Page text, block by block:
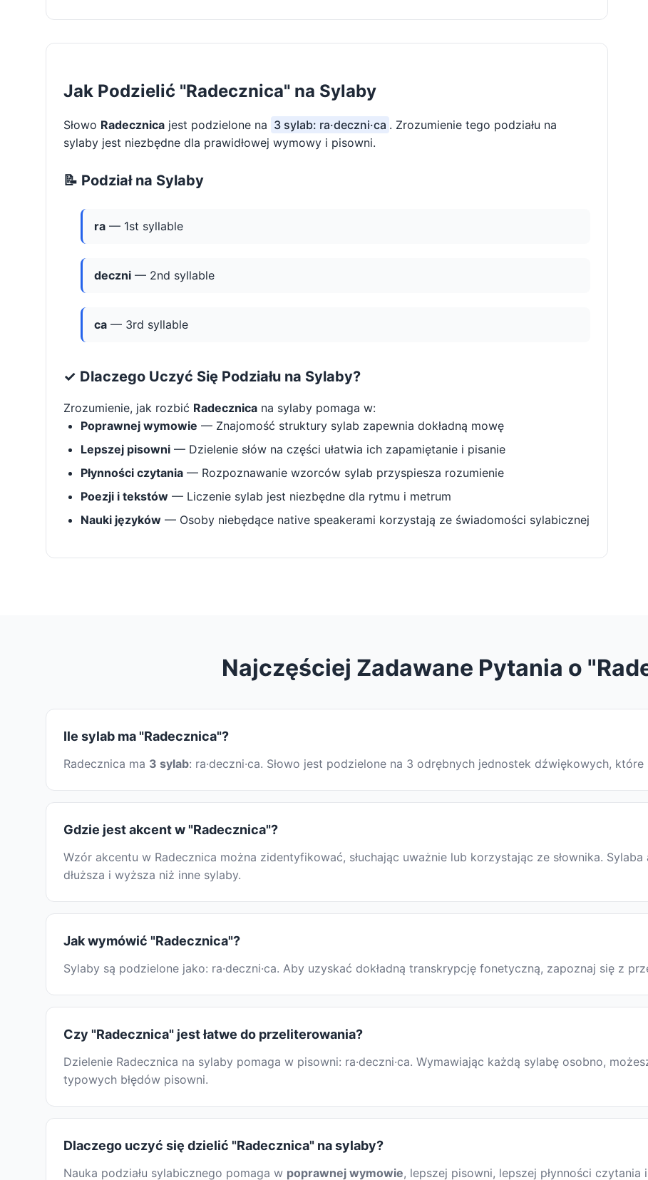
Jak Podzielić "Radecznica" na Sylaby
Słowo Radecznica jest podzielone na 3 sylab: ra·deczni·ca . Zrozumienie tego podziału na
sylaby jest niezbędne dla prawidłowej wymowy i pisowni.
📝 Podział na Sylaby
ra — 1st syllable
deczni — 2nd syllable
ca — 3rd syllable
✓ Dlaczego Uczyć Się Podziału na Sylaby?
Zrozumienie, jak rozbić Radecznica na sylaby pomaga w:
Poprawnej wymowie — Znajomość struktury sylab zapewnia dokładną mowę
Lepszej pisowni — Dzielenie słów na części ułatwia ich zapamiętanie i pisanie
Płynności czytania — Rozpoznawanie wzorców sylab przyspiesza rozumienie
Poezji i tekstów — Liczenie sylab jest niezbędne dla rytmu i metrum
Nauki języków — Osoby niebędące native speakerami korzystają ze świadomości sylabicznej
Najczęściej Zadawane Pytania o
Ile sylab ma "Radecznica"?
Radecznica ma 3 sylab: ra·deczni·ca. Słowo jest podzielone na 3 odrębnych jednostek dźwiękowych, które
Gdzie jest akcent w "Radecznica"?
Wzór akcentu w Radecznica można zidentyfikować, słuchając uważnie lub korzystając ze słownika.
dłuższa i wyższa niż inne sylaby.
Jak wymówić "Radecznica"?
Sylaby są podzielone jako: ra·deczni·ca. Aby uzyskać dokładną transkrypcję fonetyczną, zapoznaj się z
Czy "Radecznica" jest łatwe do przeliterowania?
Dzielenie Radecznica na sylaby pomaga w pisowni: ra·deczni·ca. Wymawiając każdą sylabę osobno,
typowych błędów pisowni.
Dlaczego uczyć się dzielić "Radecznica" na sylaby?
Nauka podziału sylabicznego pomaga w poprawnej wymowie, lepszej pisowni, lepszej płynności